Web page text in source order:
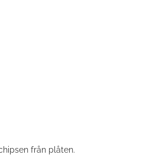
från plåten.